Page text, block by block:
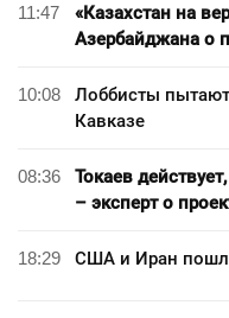
11:47
«Казахстан на
Азербайджана о
10:08
Лоббисты
Кавказе
08:36
Токаев
– эксперт о
18:29 США и Иран